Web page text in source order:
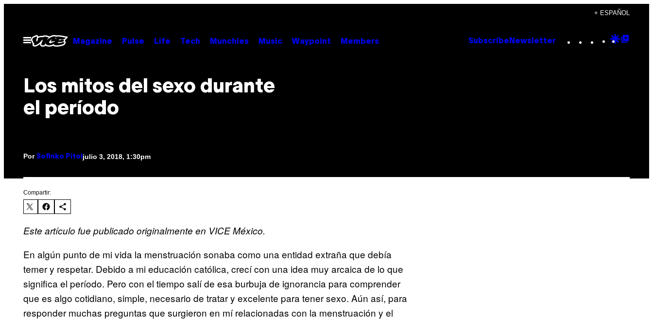
contenido
+ ESPAÑOL
Abrir
Menú
Magazine Pulse Life Tech Munchies Music Waypoint Members Subscribe Newsletter Instagram
TikTok
YouTube
Google
Los mitos del sexo durante
el período
Por Sofinko Pitol julio 3, 2018, 1:30pm
Compartir:
Este artículo fue publicado originalmente en VICE México.
En algún punto de mi vida la menstruación sonaba como una entidad extraña que debía
temer y respetar. Debido a mi educación católica, crecí con una idea muy arcaica de lo que
significa el período. Pero con el tiempo salí de esa burbuja de ignorancia para comprender
que es algo cotidiano, simple, necesario de tratar y excelente para tener sexo. Aún así, para
responder muchas preguntas que surgieron en mí relacionadas con la menstruación y el